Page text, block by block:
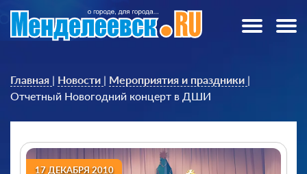
Главная | Новости | Мероприятия и праздники |
Отчетный Новогодний концерт в ДШИ
17 ДЕКАБРЯ 2010